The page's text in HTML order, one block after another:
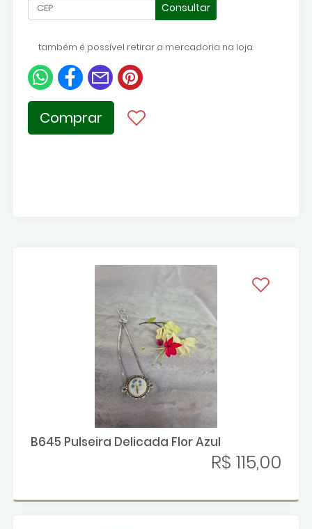
Consultar
também é possível retirar a mercadoria na loja.
Comprar
B645 Pulseira Delicada Flor Azul
R$ 115,00